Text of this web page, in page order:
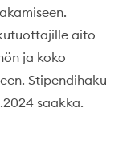
aito
ja koko
Stipendihaku
saakka.